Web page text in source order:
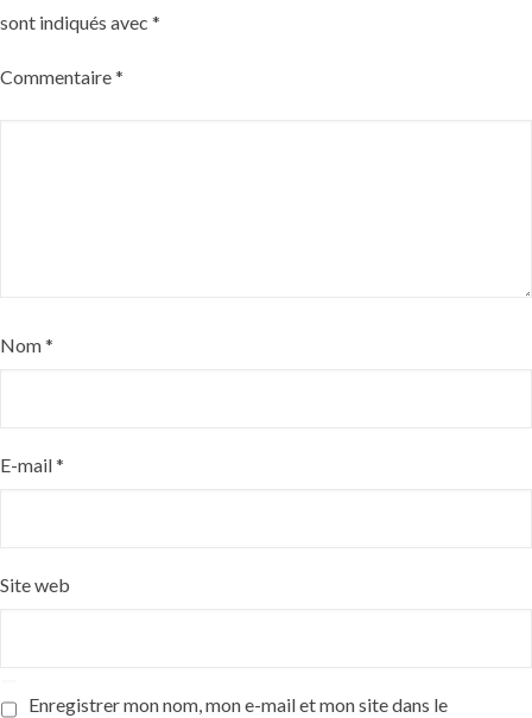
sont indiqués avec *
Commentaire*
Nom*
E-mail*
Site web
Enregistrer mon nom, mon e-mail et mon site dans le